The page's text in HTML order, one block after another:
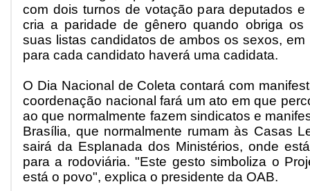
com dois turnos de votação para deputados e
cria a paridade de gênero quando obriga os
suas listas candidatos de ambos os sexos,
para cada candidato haverá uma cadidata.
O Dia Nacional de Coleta contará com
coordenação nacional fará um ato em que
ao que normalmente fazem sindicatos e
Brasília, que normalmente rumam às Casas
sairá da Esplanada dos Ministérios, onde
para a rodoviária. "Este gesto simboliza o
está o povo", explica o presidente da OAB.